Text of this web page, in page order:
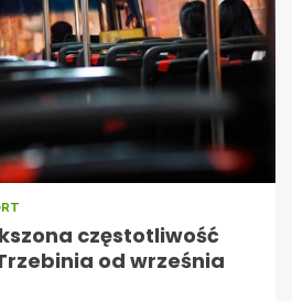
częstotliwość
od września